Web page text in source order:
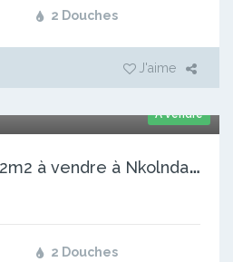
2 Douches
J'aime
A vendre
V
illa titrée sur 1272m2 à vendre à Nkolnda lycée, à 300m de
2 Douches